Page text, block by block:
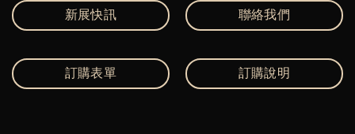
新展快訊 聯絡我們
訂購表單 訂購說明